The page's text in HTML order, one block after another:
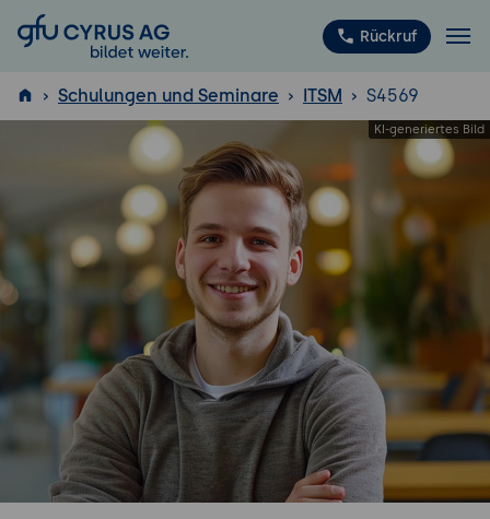
GFU Cyrus AG Rückruf
ISTQB ®
Schulungen und Seminare ITSM S4569